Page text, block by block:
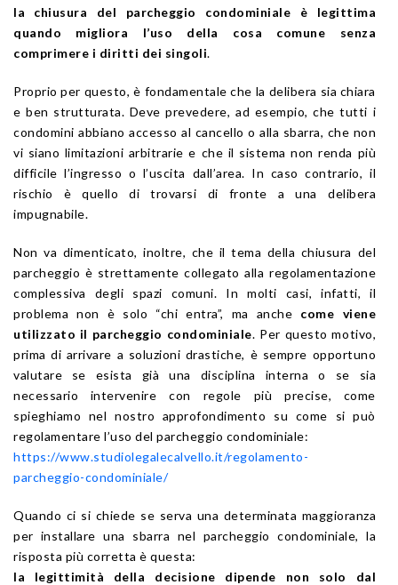
la chiusura del parcheggio condominiale è legittima
quando migliora l’uso della cosa comune senza
comprimere i diritti dei singoli.
Proprio per questo, è fondamentale che la delibera sia chiara
e ben strutturata. Deve prevedere, ad esempio, che tutti i
condomini abbiano accesso al cancello o alla sbarra, che non
vi siano limitazioni arbitrarie e che il sistema non renda più
difficile l’ingresso o l’uscita dall’area. In caso contrario, il
rischio è quello di trovarsi di fronte a una delibera
impugnabile.
Non va dimenticato, inoltre, che il tema della chiusura del
parcheggio è strettamente collegato alla regolamentazione
complessiva degli spazi comuni. In molti casi, infatti, il
problema non è solo “chi entra”, ma anche come viene
utilizzato il parcheggio condominiale. Per questo motivo,
prima di arrivare a soluzioni drastiche, è sempre opportuno
valutare se esista già una disciplina interna o se sia
necessario intervenire con regole più precise, come
spieghiamo nel nostro approfondimento su come si può
regolamentare l’uso del parcheggio condominiale:
https://www.studiolegalecalvello.it/regolamento-
parcheggio-condominiale/
Quando ci si chiede se serva una determinata maggioranza
per installare una sbarra nel parcheggio condominiale, la
risposta più corretta è questa:
la legittimità della decisione dipende non solo dal